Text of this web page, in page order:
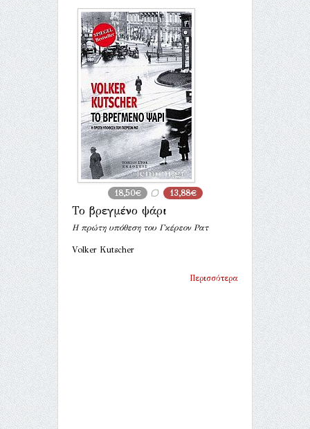
18,50€ 13,88€
Το βρεγμένο ψάρι
Η πρώτη υπόθεση του Γκέρεον Ρατ
Volker Kutscher
Περισσότερα